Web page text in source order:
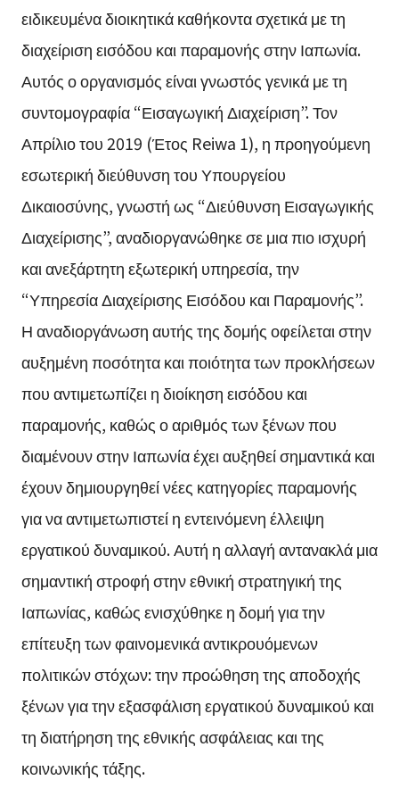
ειδικευμένα διοικητικά καθήκοντα σχετικά με τη
διαχείριση εισόδου και παραμονής στην Ιαπωνία.
Αυτός ο οργανισμός είναι γνωστός γενικά με τη
συντομογραφία “Εισαγωγική Διαχείριση”. Τον
Απρίλιο του 2019 (Έτος Reiwa 1), η προηγούμενη
εσωτερική διεύθυνση του Υπουργείου
Δικαιοσύνης, γνωστή ως “Διεύθυνση Εισαγωγικής
Διαχείρισης”, αναδιοργανώθηκε σε μια πιο ισχυρή
και ανεξάρτητη εξωτερική υπηρεσία, την
“Υπηρεσία Διαχείρισης Εισόδου και Παραμονής”.
Η αναδιοργάνωση αυτής της δομής οφείλεται στην
αυξημένη ποσότητα και ποιότητα των προκλήσεων
που αντιμετωπίζει η διοίκηση εισόδου και
παραμονής, καθώς ο αριθμός των ξένων που
διαμένουν στην Ιαπωνία έχει αυξηθεί σημαντικά και
έχουν δημιουργηθεί νέες κατηγορίες παραμονής
για να αντιμετωπιστεί η εντεινόμενη έλλειψη
εργατικού δυναμικού. Αυτή η αλλαγή αντανακλά μια
σημαντική στροφή στην εθνική στρατηγική της
Ιαπωνίας, καθώς ενισχύθηκε η δομή για την
επίτευξη των φαινομενικά αντικρουόμενων
πολιτικών στόχων: την προώθηση της αποδοχής
ξένων για την εξασφάλιση εργατικού δυναμικού και
τη διατήρηση της εθνικής ασφάλειας και της
κοινωνικής τάξης.